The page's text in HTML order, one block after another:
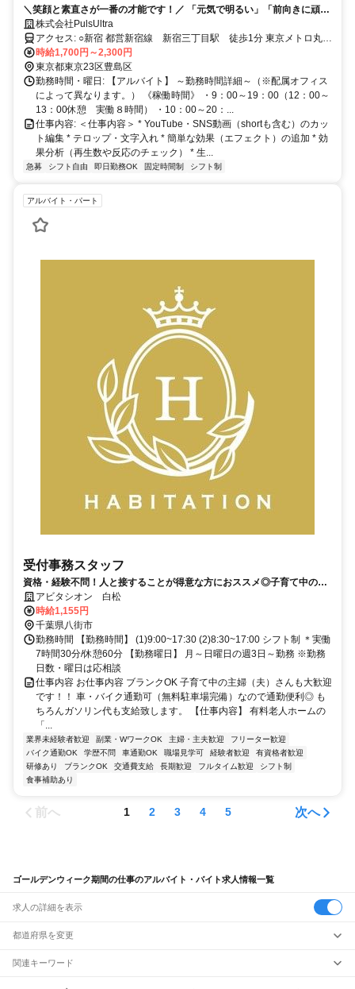
＼笑顔と素直さが一番の才能です！／ 「元気で明るい」「前向きに頑張
れる」そんな方を全力で応援！ 未経験からスキルを学べる環境です
株式会社PulsUltra
アクセス: ○新宿 都営新宿線 新宿三丁目駅 徒歩1分 東京メトロ丸ノ
内線 新宿駅 徒歩5分 山手線 新宿駅 徒歩7分 ○池袋 山手線 池
袋駅 徒歩1分 西武池袋・豊島線 池袋駅 徒歩3分 東京メトロ丸ノ
内線 池袋駅 徒歩4分 ○渋谷 京王線 初台駅 徒歩3分 小田急小田
原線 参宮橋駅 徒歩10分 山手線 新宿駅 徒歩14分 ○北区 山手
線 田端駅 徒歩2分 京浜東北・根岸線 田端駅 徒歩2分 山手線
西日暮里駅 徒歩13分 ○中野 東京メトロ丸ノ内線 新中野駅 徒歩4
分 東京メトロ丸ノ内線 中野新橋駅 徒歩10分 東京メトロ丸ノ内
線 中野富士見町駅 徒歩10分 ○板橋 東京メトロ有楽町線 要町
駅 徒歩12分 東武東上線 北池袋駅 徒歩14分 東武東上線 大山
徒歩7分 ゆりかもめ 芝浦ふ頭駅 徒歩11分 ○横浜市神奈川区 京急本
線 神奈川駅 徒歩4分 京浜東北・根岸線 横浜駅 徒歩8分 東急東
横線 横浜駅 徒歩8分 ○さいたま市大宮区 埼京線 大宮駅 徒歩5
徒歩3分 阪神本線 大阪梅田駅 徒歩3分 ○大阪市中央区 大阪メトロ
御堂筋線 心斎橋駅 徒歩5分 大阪メトロ長堀鶴見緑地線 長堀橋
駅 徒歩5分 大阪メトロ堺筋線 堺筋本町駅 徒歩8分
時給1,700円～2,300円
東京都東京23区豊島区
勤務時間・曜日: 【アルバイト】 ～勤務時間詳細～（※配属オフィス
によって異なります。） 《稼働時間》 ・9：00～19：00（12：00～
13：00休憩 実働８時間） ・10：00～20：...
仕事内容: ＜仕事内容＞ * YouTube・SNS動画（shortも含む）のカッ
ト編集 * テロップ・文字入れ * 簡単な効果（エフェクト）の追加 * 効
果分析（再生数や反応のチェック） * 生...
急募 シフト自由 即日勤務OK 固定時間制 シフト制
アルバイト・パート
受付事務スタッフ
資格・経験不問！人と接することが得意な方におススメ◎子育て中の方
も多く、育児や家庭との両立も心配ナシ
アビタシオン 白松
時給1,155円
千葉県八街市
勤務時間 【勤務時間】 (1)9:00~17:30 (2)8:30~17:00 シフト制 ＊実働
7時間30分/休憩60分 【勤務曜日】 月～日曜日の週3日～勤務 ※勤務
日数・曜日は応相談
仕事内容 お仕事内容 ブランクOK 子育て中の主婦（夫）さんも大歓迎
です！！ 車・バイク通勤可（無料駐車場完備）なので通勤便利◎ も
ちろんガソリン代も支給致します。 【仕事内容】 有料老人ホームの
「...
業界未経験者歓迎 副業・WワークOK 主婦・主夫歓迎
フリーター歓迎
バイク通勤OK
学歴不問 車通勤OK 職場見学可 経験者歓迎
有資格者歓迎
研修あり
ブランクOK 交通費支給 長期歓迎 フルタイム歓迎
シフト制
食事補助あり
前へ 1 2 3 4 5 次へ
ゴールデンウィーク期間の仕事のアルバイト・バイト求人情報一覧
求人の詳細を表示
都道府県を変更
関連キーワード